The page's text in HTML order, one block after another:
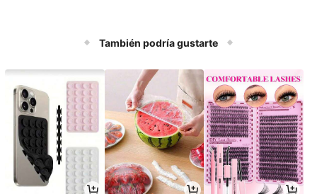
También podría gustarte